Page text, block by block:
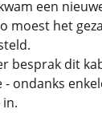
een
moest het
besprak dit
ondanks